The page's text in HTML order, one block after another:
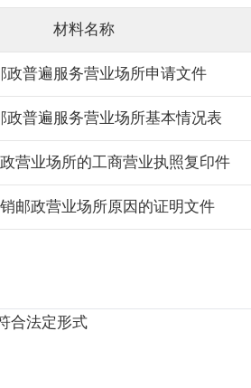
材料名称
政普遍服务营业场所申请文件
政普遍服务营业场所基本情况表
营业场所的工商营业执照复印件
邮政营业场所原因的证明文件
合法定形式